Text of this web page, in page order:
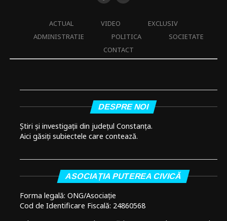
ACTUAL VIDEO
EXCLUSIV
ADMINISTRATIE
POLITICA
SOCIETATE
CONTACT
DESPRE NOI
Știri și investigații din județul Constanța.
Aici găsiți subiectele care contează.
ASOCIAȚIA PUTEREA CIVICĂ
Forma legală: ONG/Asociație
Cod de Identificare Fiscală: 24860568